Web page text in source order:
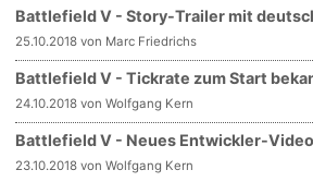
Battlefield V - Story-Trailer mit
25.10.2018 von Marc Friedrichs
Battlefield V - Tickrate zum Start
24.10.2018 von Wolfgang Kern
Battlefield V - Neues Entwickler-
23.10.2018 von Wolfgang Kern